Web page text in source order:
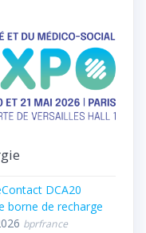
DCA20
borne de recharge
bprfrance